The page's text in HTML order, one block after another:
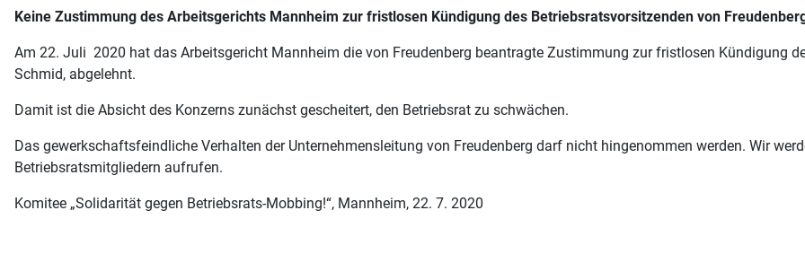
Keine Zustimmung des Arbeitsgerichts Mannheim zur fristlosen Kündigung des Betriebsratsvorsitzenden von
Am 22. Juli 2020 hat das Arbeitsgericht Mannheim die von Freudenberg beantragte Zustimmung zur fristlosen Kündigung
Schmid, abgelehnt.
Damit ist die Absicht des Konzerns zunächst gescheitert, den Betriebsrat zu schwächen.
Das gewerkschaftsfeindliche Verhalten der Unternehmensleitung von Freudenberg darf nicht hingenommen werden. Wir
Betriebsratsmitgliedern aufrufen.
Komitee „Solidarität gegen Betriebsrats-Mobbing!“, Mannheim, 22. 7. 2020